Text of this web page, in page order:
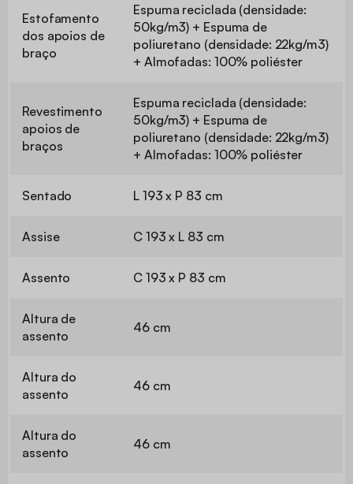
Estofamento
dos apoios de
braço
Espuma reciclada (densidade:
50kg/m3) + Espuma de
poliuretano (densidade: 22kg/m3)
+ Almofadas: 100% poliéster
Revestimento
apoios de
braços
Espuma reciclada (densidade:
50kg/m3) + Espuma de
poliuretano (densidade: 22kg/m3)
+ Almofadas: 100% poliéster
Sentado L 193 x P 83 cm
Assise C 193 x L 83 cm
Assento C 193 x P 83 cm
Altura de
assento
46 cm
Altura do
assento
46 cm
Altura do
assento
46 cm